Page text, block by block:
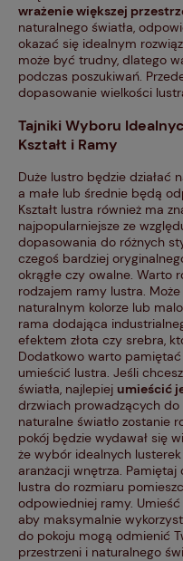
wrażenie większej
naturalnego światła,
okazać się idealnym
może być trudny, dlatego
podczas poszukiwań.
dopasowanie wielkości
Tajniki Wyboru
Kształt i Ramy
Duże lustro będzie działać
a małe lub średnie będą
Kształt lustra również ma
najpopularniejsze ze
dopasowania do różnych
czegoś bardziej
okrągłe czy owalne. Warto
rodzajem ramy lustra.
naturalnym kolorze lub
rama dodająca
efektem złota czy srebra,
Dodatkowo warto
umieścić lustra. Jeśli
światła, najlepiej umieścić
drzwiach prowadzących do
naturalne światło zostanie
pokój będzie wydawał się
że wybór idealnych
aranżacji wnętrza. Pamiętaj
lustra do rozmiaru
odpowiedniej ramy.
aby maksymalnie
do pokoju mogą odmienić
przestrzeni i naturalnego